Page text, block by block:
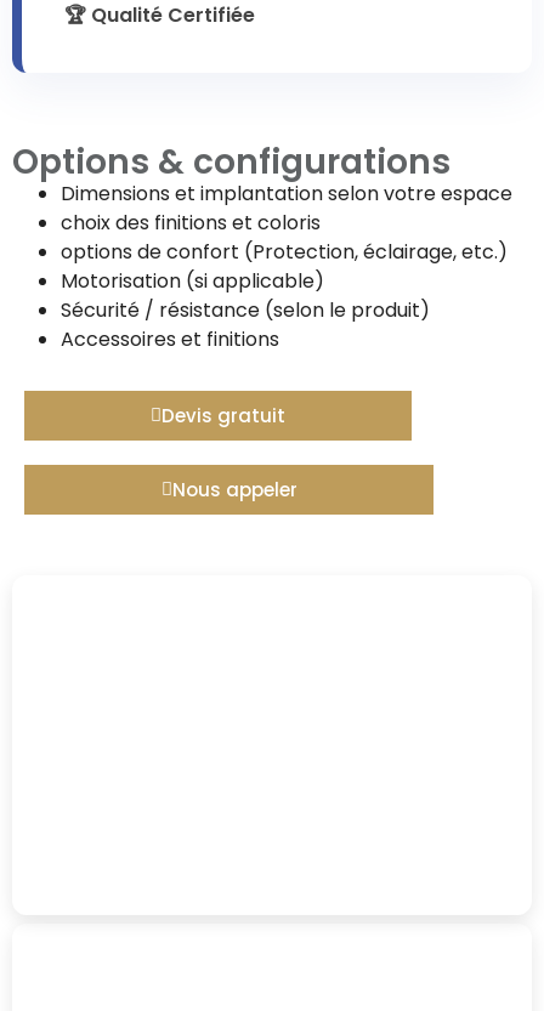
🏆 Qualité Certifiée
Options & configurations
Dimensions et implantation selon votre espace
choix des finitions et coloris
options de confort (Protection, éclairage, etc.)
Motorisation (si applicable)
Sécurité / résistance (selon le produit)
Accessoires et finitions
Devis gratuit
Nous appeler